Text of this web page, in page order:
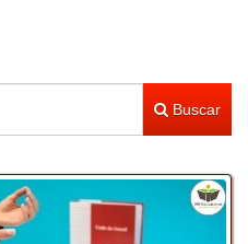
Buscar